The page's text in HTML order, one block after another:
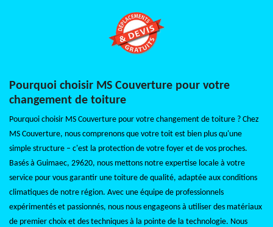
Pourquoi choisir MS Couverture pour votre
changement de toiture
Pourquoi choisir MS Couverture pour votre changement de toiture ? Chez
MS Couverture, nous comprenons que votre toit est bien plus qu'une
simple structure – c'est la protection de votre foyer et de vos proches.
Basés à Guimaec, 29620, nous mettons notre expertise locale à votre
service pour vous garantir une toiture de qualité, adaptée aux conditions
climatiques de notre région. Avec une équipe de professionnels
expérimentés et passionnés, nous nous engageons à utiliser des matériaux
de premier choix et des techniques à la pointe de la technologie. Nous